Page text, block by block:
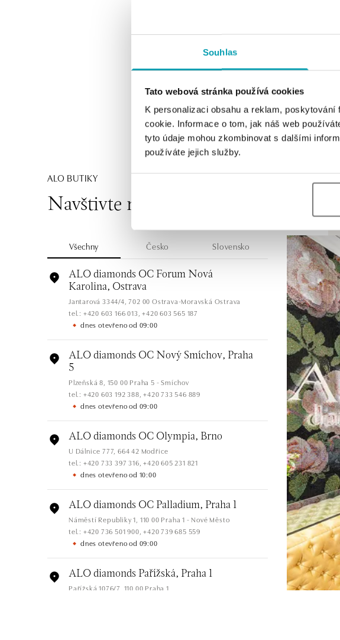
Souhlas
Tato webová stránka používá cookies
K personalizaci obsahu a reklam,
cookie. Informace o tom, jak náš web
tyto údaje mohou zkombinovat s dalšími
používáte jejich služby.
ALO BUTIKY
Navštivte naše butiky
Všechny Česko Slovensko
ALO diamonds OC Forum Nová
Karolina, Ostrava
Jantarová 3344/4, 702 00 Ostrava-Moravská Ostrava
tel.: +420 603 166 013, +420 603 565 187
dnes otevřeno od 09:00
ALO diamonds OC Nový Smíchov, Praha
5
Plzeňská 8, 150 00 Praha 5 - Smíchov
tel.: +420 603 192 388, +420 733 546 889
dnes otevřeno od 09:00
ALO diamonds OC Olympia, Brno
U Dálnice 777, 664 42 Modřice
tel.: +420 733 397 316, +420 605 231 821
dnes otevřeno od 10:00
ALO diamonds OC Palladium, Praha 1
Náměstí Republiky 1, 110 00 Praha 1 - Nové Město
tel.: +420 736 501 900, +420 739 685 559
dnes otevřeno od 09:00
ALO diamonds Pařížská, Praha 1
Pařížská 1076/7, 110 00 Praha 1